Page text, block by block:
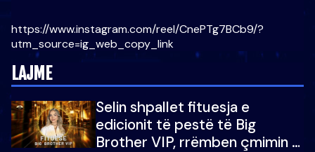
https://www.instagram.com/reel/CnePTg7BCb9/?
utm_source=ig_web_copy_link
LAJME
Selin shpallet fituesja e
edicionit të pestë të Big
Brother VIP, rrëmben çmimin e